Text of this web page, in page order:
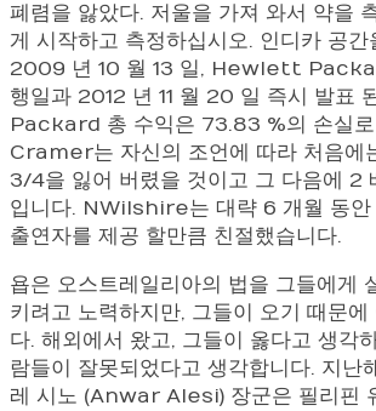
폐렴을 앓았다. 저울을 가져 와서 약을
게 시작하고 측정하십시오. 인디카 공간
2009 년 10 월 13 일, Hewlett
행일과 2012 년 11 월 20 일 즉시 발
Packard 총 수익은 73.83 %의 손실로
Cramer는 자신의 조언에 따라 처음에
3/4을 잃어 버렸을 것이고 그 다음에 2
입니다. NWilshire는 대략 6 개월 동안
출연자를 제공 할만큼 친절했습니다.
욥은 오스트레일리아의 법을 그들에게
키려고 노력하지만, 그들이 오기 때문에
다. 해외에서 왔고, 그들이 옳다고 생각
람들이 잘못되었다고 생각합니다. 지난
레 시노 (Anwar Alesi) 장군은 필리핀